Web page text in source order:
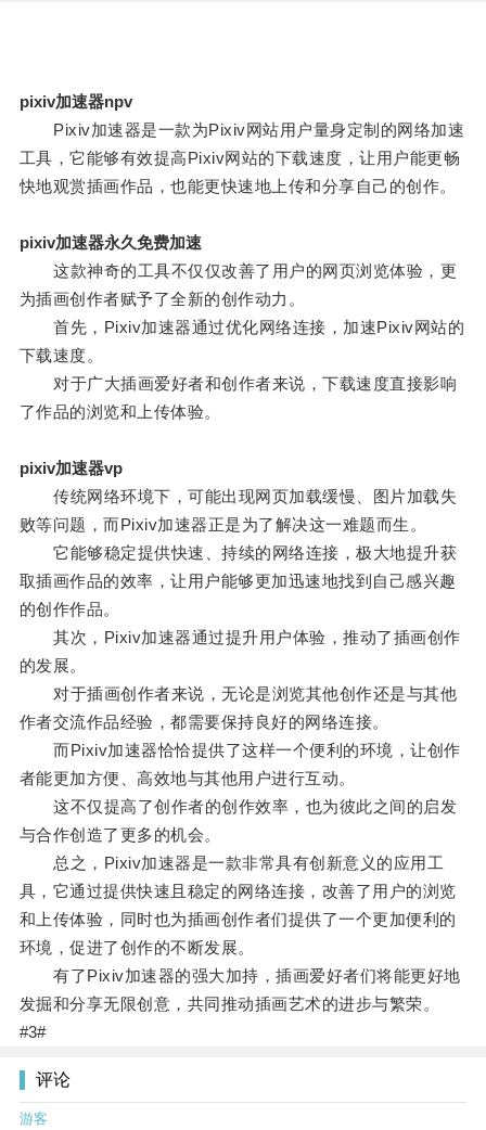
pixiv加速器npv
Pixiv加速器是一款为Pixiv网站用户量身定制的网络加速
工具，它能够有效提高Pixiv网站的下载速度，让用户能更畅
快地观赏插画作品，也能更快速地上传和分享自己的创作。
pixiv加速器永久免费加速
这款神奇的工具不仅仅改善了用户的网页浏览体验，更
为插画创作者赋予了全新的创作动力。
首先，Pixiv加速器通过优化网络连接，加速Pixiv网站的
下载速度。
对于广大插画爱好者和创作者来说，下载速度直接影响
了作品的浏览和上传体验。
pixiv加速器vp
传统网络环境下，可能出现网页加载缓慢、图片加载失
败等问题，而Pixiv加速器正是为了解决这一难题而生。
它能够稳定提供快速、持续的网络连接，极大地提升获
取插画作品的效率，让用户能够更加迅速地找到自己感兴趣
的创作作品。
其次，Pixiv加速器通过提升用户体验，推动了插画创作
的发展。
对于插画创作者来说，无论是浏览其他创作还是与其他
作者交流作品经验，都需要保持良好的网络连接。
而Pixiv加速器恰恰提供了这样一个便利的环境，让创作
者能更加方便、高效地与其他用户进行互动。
这不仅提高了创作者的创作效率，也为彼此之间的启发
与合作创造了更多的机会。
总之，Pixiv加速器是一款非常具有创新意义的应用工
具，它通过提供快速且稳定的网络连接，改善了用户的浏览
和上传体验，同时也为插画创作者们提供了一个更加便利的
环境，促进了创作的不断发展。
有了Pixiv加速器的强大加持，插画爱好者们将能更好地
发掘和分享无限创意，共同推动插画艺术的进步与繁荣。
#3#
评论
游客